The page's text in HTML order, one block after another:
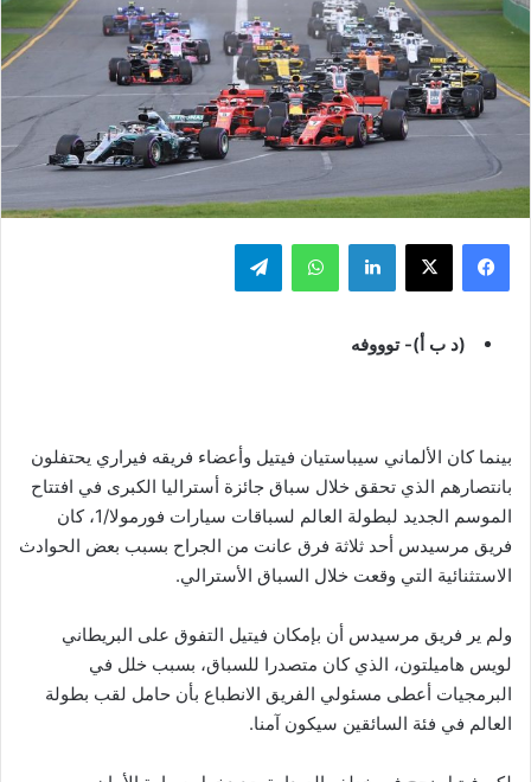
فيسبوك ‫X لينكدإن واتساب تيلقرام
(د ب أ)- توووفه
بينما كان الألماني سيباستيان فيتيل وأعضاء فريقه فيراري يحتفلون
بانتصارهم الذي تحقق خلال سباق جائزة أستراليا الكبرى في افتتاح
الموسم الجديد لبطولة العالم لسباقات سيارات فورمولا/1، كان
فريق مرسيدس أحد ثلاثة فرق عانت من الجراح بسبب بعض الحوادث
الاستثنائية التي وقعت خلال السباق الأسترالي.
ولم ير فريق مرسيدس أن بإمكان فيتيل التفوق على البريطاني
لويس هاميلتون، الذي كان متصدرا للسباق، بسبب خلل في
البرمجيات أعطى مسئولي الفريق الانطباع بأن حامل لقب بطولة
العالم في فئة السائقين سيكون آمنا.